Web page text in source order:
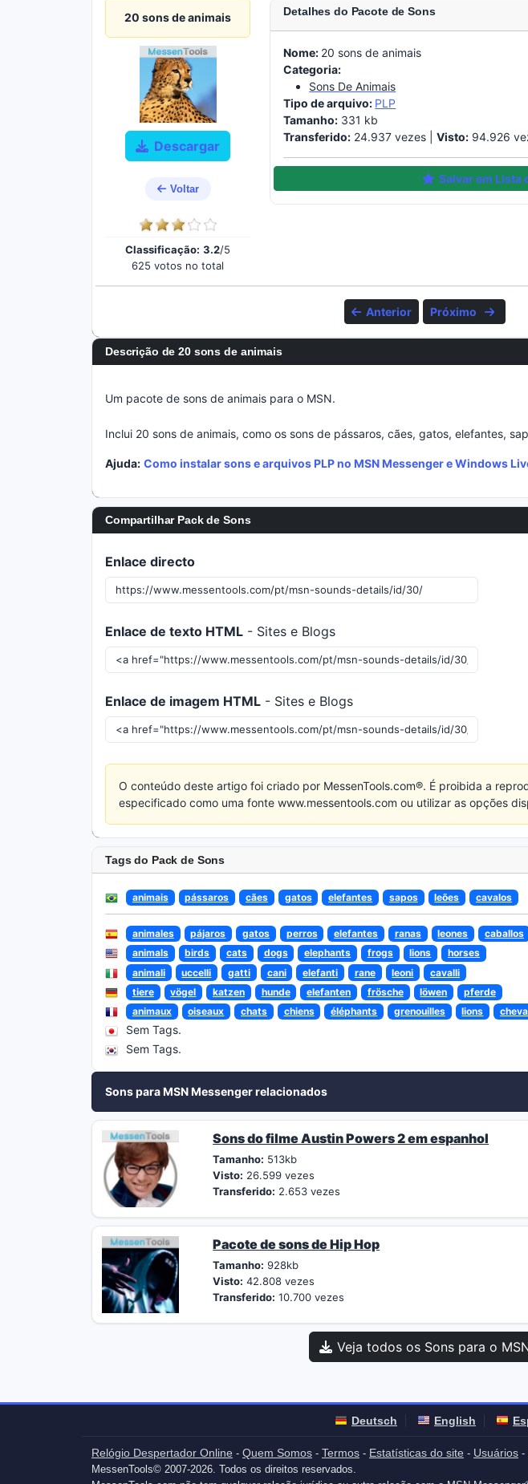
20 sons de animais
Descargar
Voltar
Classificação: 3.2/5
625 votos no total
Detalhes do Pacote de Sons
Nome: 20 sons de animais
Categoria:
Sons De Animais
Tipo de arquivo: PLP
Tamanho: 331 kb
Transferido: 24.937 vezes |Visto: 94.926
Salvar em Lista
Anterior Próximo
Descrição de 20 sons de animais
Um pacote de sons de animais para o MSN.
Inclui 20 sons de animais, como os sons de pássaros, cães, gatos, elefantes,
Ajuda: Como instalar sons e arquivos PLP no MSN Messenger e Windows
Compartilhar Pack de Sons
Enlace directo
Enlace de texto HTML - Sites e Blogs
Enlace de imagem HTML - Sites e Blogs
O conteúdo deste artigo foi criado por MessenTools.com®. É proibida a
especificado como uma fonte www.messentools.com ou utilizar as opções
Tags do Pack de Sons
animais pássaros cães gatos elefantes sapos leões cavalos
animales pájaros gatos perros elefantes ranas leones
caballos
animals
birds cats dogs elephants frogs lions
horses
animali
uccelli gatti cani elefanti rane leoni
cavalli
tiere
vögel katzen hunde elefanten frösche löwen
pferde
animaux
oiseaux chats chiens éléphants grenouilles lions
Sem Tags.
Sem Tags.
Sons para MSN Messenger relacionados
Sons do filme Austin Powers 2 em espanhol
Tamanho: 513kb
Visto: 26.599 vezes
Transferido: 2.653 vezes
Pacote de sons de Hip Hop
Tamanho: 928kb
Visto: 42.808 vezes
Transferido: 10.700 vezes
Veja todos os Sons para o
Deutsch English
Relógio Despertador Online - Quem Somos - Termos - Estatísticas do site - Usuários -
MessenTools© 2007-2026. Todos os direitos reservados.